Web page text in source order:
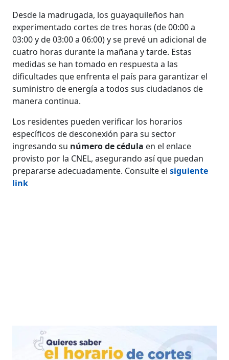
Desde la madrugada, los guayaquileños han
experimentado cortes de tres horas (de 00:00 a
03:00 y de 03:00 a 06:00) y se prevé un adicional de
cuatro horas durante la mañana y tarde. Estas
medidas se han tomado en respuesta a las
dificultades que enfrenta el país para garantizar el
suministro de energía a todos sus ciudadanos de
manera continua.
Los residentes pueden verificar los horarios
específicos de desconexión para su sector
ingresando su número de cédula en el enlace
provisto por la CNEL, asegurando así que puedan
prepararse adecuadamente. Consulte el siguiente
link